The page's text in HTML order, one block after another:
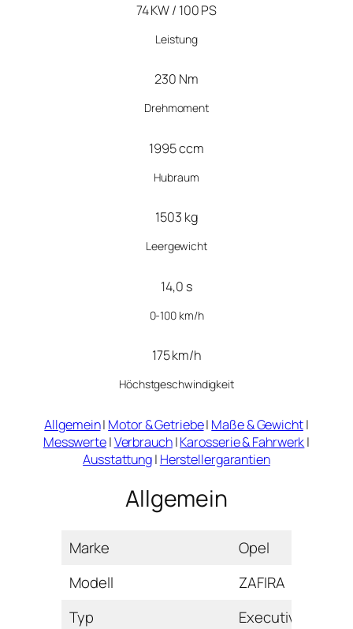
74 KW / 100 PS
Leistung
230 Nm
Drehmoment
1995 ccm
Hubraum
1503 kg
Leergewicht
14,0 s
0-100 km/h
175 km/h
Höchstgeschwindigkeit
Allgemein| Motor & Getriebe| Maße & Gewicht|
Messwerte|Verbrauch|Karosserie & Fahrwerk|
Ausstattung| Herstellergarantien
Allgemein
Marke
Opel
Modell
ZAFIRA
Typ
Executive